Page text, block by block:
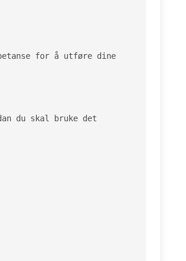
for å utføre dine
du skal bruke det